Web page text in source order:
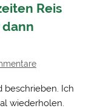
Reis
beschrieben. Ich
wiederholen.